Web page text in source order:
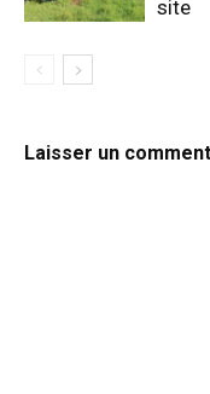
site
Laisser un